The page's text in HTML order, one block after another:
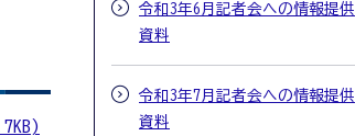
令和3年6月記者会への情報提供
資料
令和3年7月記者会への情報提供
資料